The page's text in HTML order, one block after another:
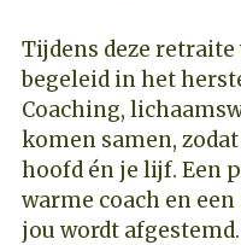
Tijdens deze retraite
begeleid in het
Coaching,
komen samen,
hoofd én je lijf. Een
warme coach en
jou wordt